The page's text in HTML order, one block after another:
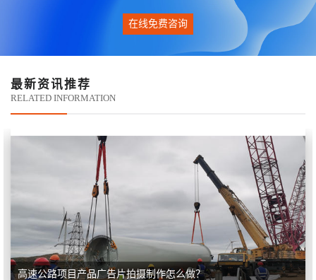
在线免费咨询
最新资讯推荐
RELATED INFORMATION
高速公路项目产品广告片拍摄制作怎么做？